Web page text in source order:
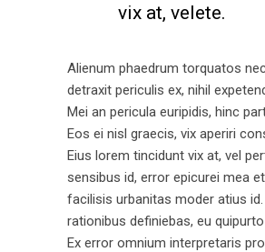
vix at, velete.
Alienum phaedrum torquatos
detraxit periculis ex, nihil
Mei an pericula euripidis, hinc
Eos ei nisl graecis, vix aperiri
Eius lorem tincidunt vix at, vel
sensibus id, error epicurei mea
facilisis urbanitas moder atius
rationibus definiebas, eu
Ex error omnium interpretaris